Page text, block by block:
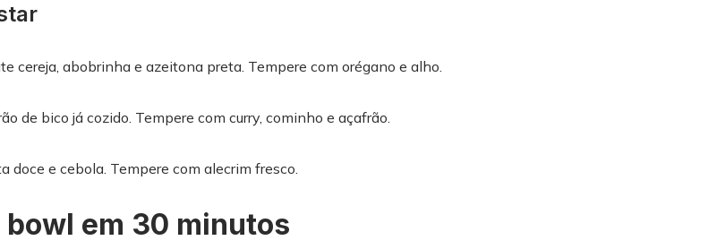
cereja, abobrinha e azeitona preta. Tempere com orégano e alho.
de bico já cozido. Tempere com curry, cominho e açafrão.
doce e cebola. Tempere com alecrim fresco.
bowl em 30 minutos